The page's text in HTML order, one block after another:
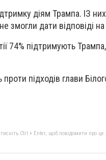
діям Трампа. ІЗ
змогли дати відповіді
74% підтримують
підходів глави
Ctrl + Enter, щоб повідомити про це